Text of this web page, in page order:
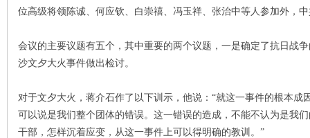
位高级将领陈诚、何应钦、白崇禧、冯玉祥、张治中等人参加外，
会议的主要议题有五个，其中重要的两个议题，一是确定了抗日战
沙文夕大火事件做出检讨。
对于文夕大火，蒋介石作了以下训示，他说：“就这一事件的根本成
可以说是我们整个团体的错误。这一错误的造成，不能不认为是我
干部，怎样沉着应变，从这一事件上可以得明确的教训。”